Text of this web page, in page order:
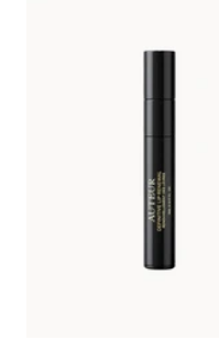
Kostenlos ab 250€
Lieferungen in die
Sie bitte die
Ausland gelten andere